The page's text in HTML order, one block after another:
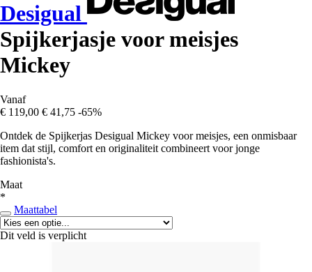
Desigual
Spijkerjasje voor meisjes
Mickey
Vanaf
€ 119,00 € 41,75 -65%
Ontdek de Spijkerjas Desigual Mickey voor meisjes, een onmisbaar
item dat stijl, comfort en originaliteit combineert voor jonge
fashionista's.
Maat
*
Maattabel
Dit veld is verplicht